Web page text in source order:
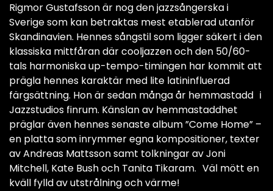
Rigmor Gustafsson är nog den jazzsångerska i
Sverige som kan betraktas mest etablerad utanför
Skandinavien. Hennes sångstil som ligger säkert i den
klassiska mittfåran där cooljazzen och den 50/60-
tals harmoniska up-tempo-timingen har kommit att
prägla hennes karaktär med lite latininfluerad
färgsättning. Hon är sedan många år hemmastadd i
Jazzstudios finrum. Känslan av hemmastaddhet
präglar även hennes senaste album ”Come Home” –
en platta som inrymmer egna kompositioner, texter
av Andreas Mattsson samt tolkningar av Joni
Mitchell, Kate Bush och Tanita Tikaram. Väl mött en
kväll fylld av utstrålning och värme!